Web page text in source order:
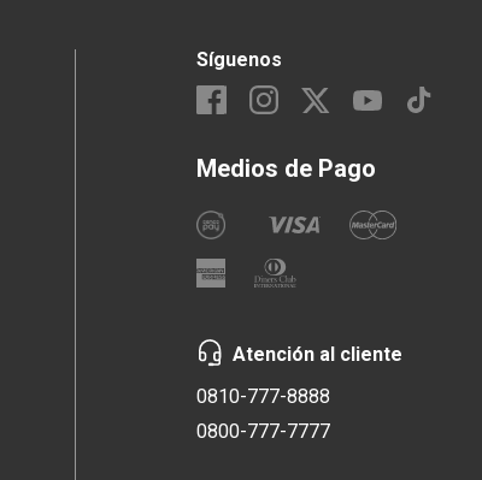
Síguenos
Medios de Pago
Atención al cliente
0810-777-8888
0800-777-7777